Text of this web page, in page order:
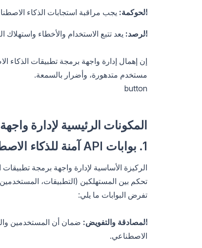
الحوكمة: يجب مراقبة استجابات الذكاء
الرصد: يعد تتبع الاستخدام والأخطاء واستهلاك
إن إهمال إدارة واجهة برمجة تطبيقات
مستخدم متدهورة، وأضرار بالسمعة.
button
المكونات الرئيسية لإدارة
1. بوابات API آمنة للذكاء الاصطناعي
تحكم بين المستهلكين (التطبيقات،
تفرض البوابات ما يلي:
المصادقة والتفويض: ضمان أن المستخدمين
الاصطناعي.